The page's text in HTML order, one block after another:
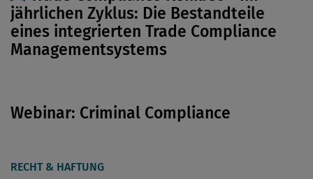
jährlichen Zyklus: Die Bestandteile
eines integrierten Trade Compliance
Managementsystems
Webinar: Criminal Compliance
RECHT & HAFTUNG